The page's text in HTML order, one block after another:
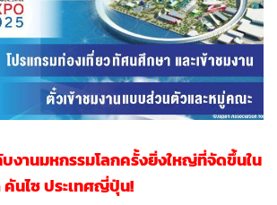
งานมหกรรมโลกครั้งยิ่งใหญ่ที่จัดขึ้นใน
คันไซ ประเทศญี่ปุ่น!